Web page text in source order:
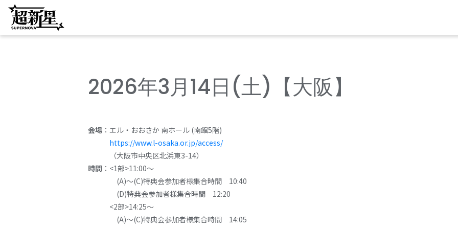
2026年3月14日(土)【大阪】
会場 ：エル・おおさか 南ホール (南館5階)
https://www.l-osaka.or.jp/access/
（大阪市中央区北浜東3-14）
時間 ：<1部>11:00～
(A)～(C)特典会参加者様集合時間 10:40
(D)特典会参加者様集合時間 12:20
<2部>14:25～
(A)～(C)特典会参加者様集合時間 14:05